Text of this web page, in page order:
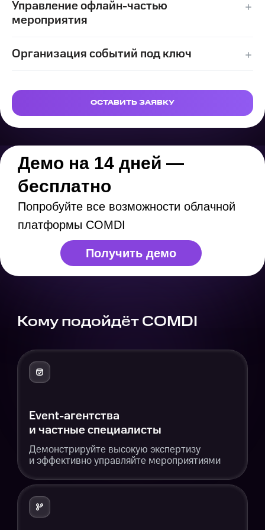
Управление офлайн-частью
мероприятия
Печать бейджей, СКУД, доступ по QR,
информационные стойки и программа
интернет на площадке
Организация событий под ключ
и трансляции, сценарии и техническое
обеспечение
ОСТАВИТЬ ЗАЯВКУ
Демо на 14 дней —
бесплатно
Попробуйте все возможности облачной
платформы COMDI
Получить демо
Кому подойдёт COMDI
Event-агентства
и частные специалисты
Демонстрируйте высокую экспертизу
и эффективно управляйте мероприятиями